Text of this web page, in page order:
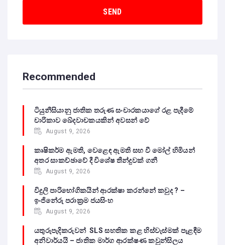
Recommended
ටියුනීසියානු ජාතික තරුණ සංචාරකයාගේ රළ පැදීමේ
චාරිකාව ඛේදවාචකයකින් අවසන් වේ‍
August 9, 2026
කෘෂිකර්ම ඇමති, වෙළෙඳ ඇමති සහ වී මෝල් හිමියන්
අතර සාකච්ඡාවේ දී විශේෂ තීන්දුවක් ගනී
August 9, 2026
විදුලි පාරිභෝගිකයින් ආරක්ෂා කරන්නේ කවුද ? –
ඉංජිනේරු පරාක්‍රම ජයසිංහ
August 9, 2026
යතුරුපැදිකරුවන් SLS සහතික කළ හිස්වැස්මක් පැළඳීම
අනිවාර්යයි – ජාතික මාර්ග ආරක්ෂණ කවුන්සිලය